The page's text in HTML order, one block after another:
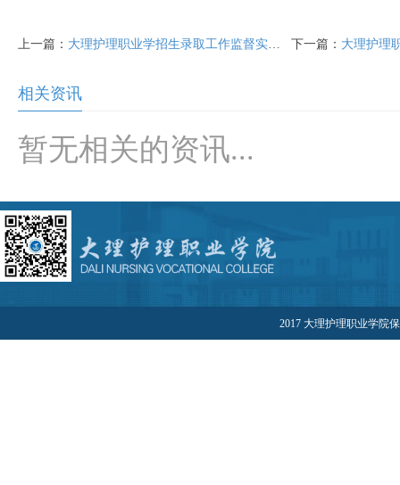
上一篇： 大理护理职业学招生录取工作监督实施办法（暂行） 下一篇： 大理护理职
相关资讯
暂无相关的资讯...
2017 大理护理职业学院